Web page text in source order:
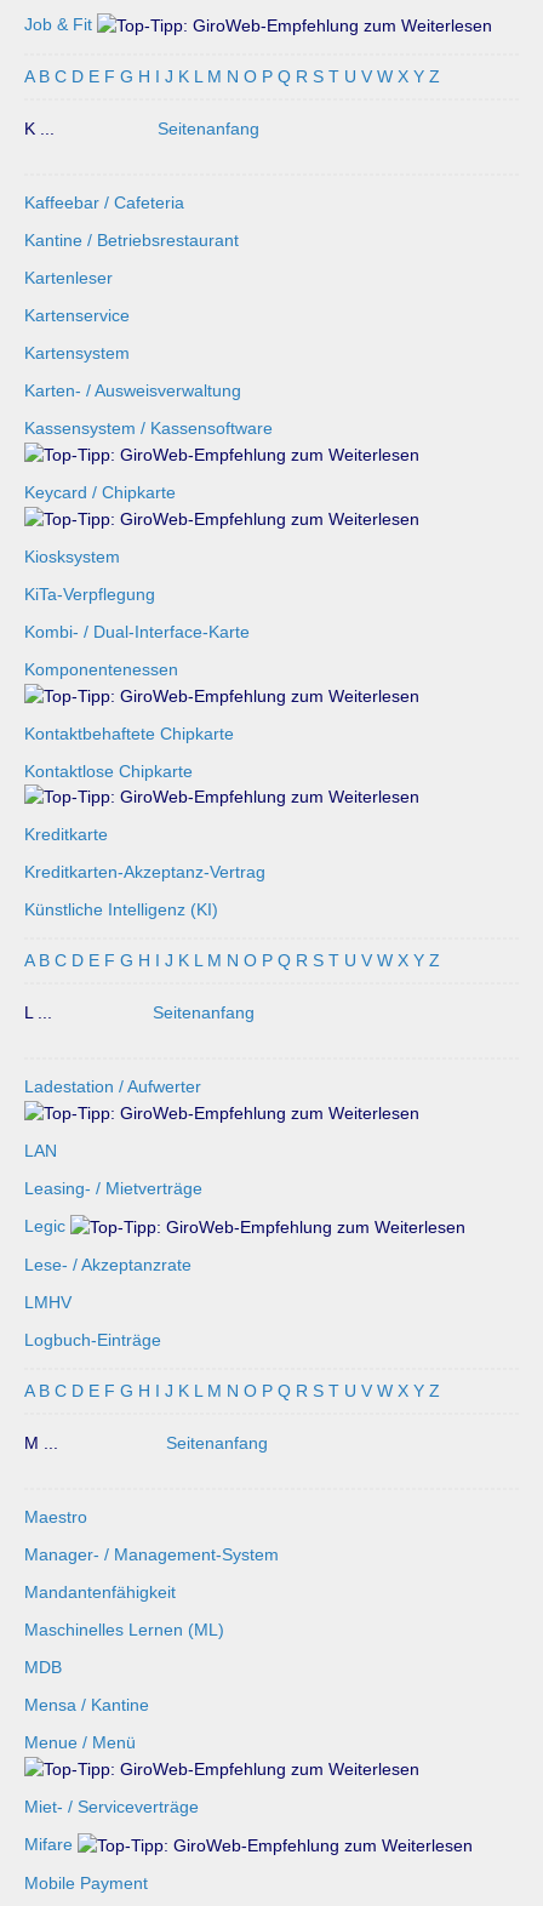
Job & Fit
A B C D E F G H I J K L M N O P Q R S T U V W X Y Z
K ... Seitenanfang
Kaffeebar / Cafeteria
Kantine / Betriebsrestaurant
Kartenleser
Kartenservice
Kartensystem
Karten- / Ausweisverwaltung
Kassensystem / Kassensoftware
Keycard / Chipkarte
Kiosksystem
KiTa-Verpflegung
Kombi- / Dual-Interface-Karte
Komponentenessen
Kontaktbehaftete Chipkarte
Kontaktlose Chipkarte
Kreditkarte
Kreditkarten-Akzeptanz-Vertrag
Künstliche Intelligenz (KI)
A B C D E F G H I J K L M N O P Q R S T U V W X Y Z
L ... Seitenanfang
Ladestation / Aufwerter
LAN
Leasing- / Mietverträge
Legic
Lese- / Akzeptanzrate
LMHV
Logbuch-Einträge
A B C D E F G H I J K L M N O P Q R S T U V W X Y Z
M ... Seitenanfang
Maestro
Manager- / Management-System
Mandantenfähigkeit
Maschinelles Lernen (ML)
MDB
Mensa / Kantine
Menue / Menü
Miet- / Serviceverträge
Mifare
Mobile Payment